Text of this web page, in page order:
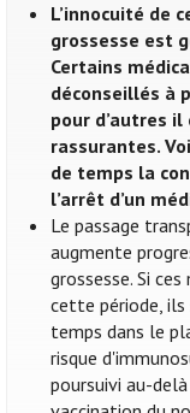
L’innocuité de
grossesse est
Certains
déconseillés à
pour d’autres
rassurantes.
de temps la
l’arrêt d’un
Le passage
augmente
grossesse. Si
cette période,
temps dans le
risque
poursuivi au-